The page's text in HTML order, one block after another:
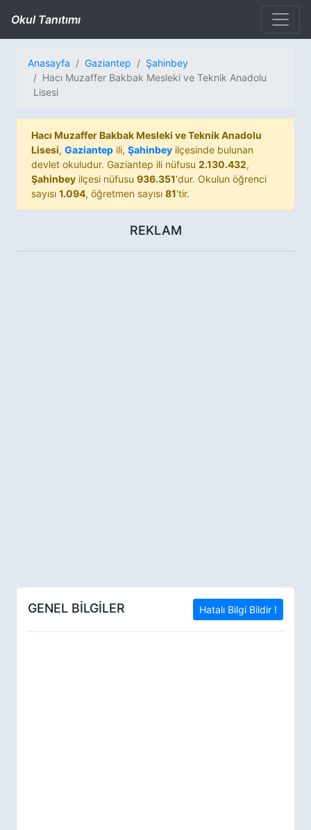
Okul Tanıtımı
Anasayfa Gaziantep
Şahinbey
Hacı Muzaffer Bakbak Mesleki ve Teknik Anadolu
Lisesi
Hacı Muzaffer Bakbak Mesleki ve Teknik Anadolu
Lisesi, Gaziantep ili, Şahinbey ilçesinde bulunan
devlet okuludur. Gaziantep ili nüfusu 2.130.432,
Şahinbey ilçesi nüfusu 936.351'dur. Okulun öğrenci
sayısı 1.094, öğretmen sayısı 81'tir.
REKLAM
GENEL BİLGİLER Hatalı Bilgi Bildir !